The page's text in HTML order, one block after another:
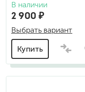
В наличии
2 900 ₽
Выбрать вариант
Купить